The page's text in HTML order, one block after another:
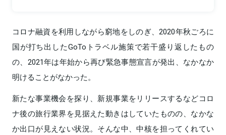
コロナ融資を利用しながら窮地をしのぎ、2020年秋ごろに
国が打ち出したGoToトラベル施策で若干盛り返したもの
の、2021年は年始から再び緊急事態宣言が発出、なかなか
明けることがなかった。
新たな事業機会を探り、新規事業をリリースするなどコロ
ナ後の旅行業界を見据えた動きはしていたものの、なかな
か出口が見えない状況。そんな中、中核を担ってくれてい